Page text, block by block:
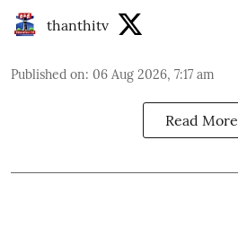
thanthitv
Published on: 06 Aug 2026, 7:17 am
Read More